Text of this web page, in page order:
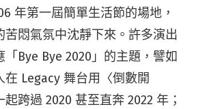
年第一屆簡單生活節的場地，
苦悶氣氛中沈靜下來。許多演出
Bye Bye 2020」的主題，譬如
在 Legacy 舞台用〈倒數開
跨過 2020 甚至直奔 2022 年；